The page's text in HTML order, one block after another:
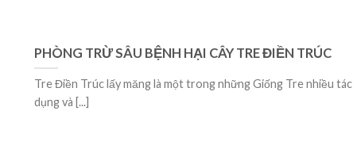
PHÒNG TRỪ SÂU BỆNH HẠI CÂY TRE ĐIỀN TRÚC
Tre Điền Trúc lấy măng là một trong những Giống Tre nhiều tác
dụng và [...]